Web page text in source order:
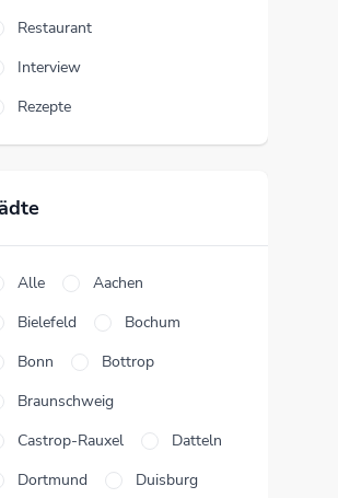
Restaurant
Interview
Rezepte
Alle
Aachen
Bielefeld
Bochum
Bonn
Bottrop
Braunschweig
Castrop-Rauxel
Datteln
Dortmund
Duisburg